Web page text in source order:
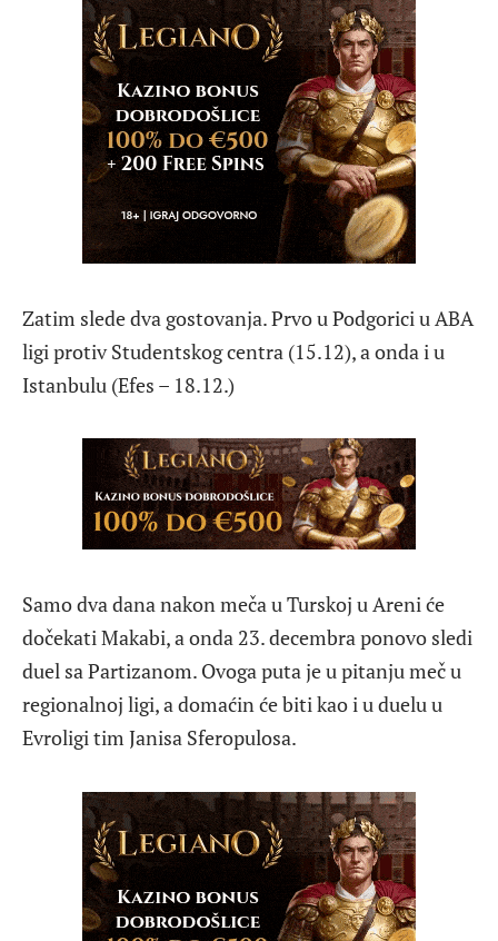
Zatim slede dva gostovanja. Prvo u Podgorici u ABA
ligi protiv Studentskog centra (15.12), a onda i u
Istanbulu (Efes – 18.12.)
Samo dva dana nakon meča u Turskoj u Areni će
dočekati Makabi, a onda 23. decembra ponovo sledi
duel sa Partizanom. Ovoga puta je u pitanju meč u
regionalnoj ligi, a domaćin će biti kao i u duelu u
Evroligi tim Janisa Sferopulosa.